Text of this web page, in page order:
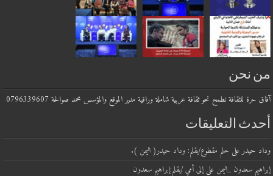
نحن
للثقافة نطمح نحو ثقافة عربية شاملة وراقية مدير الموقع والمؤسس محمد صوالحة 0796339607
التعليقات
علىحلم مقطوع/بقلم: وداد حيدر( اليمن ).
سعدون _اليمنعلىإلى أمي /بقلم:إبراهيم سعدون